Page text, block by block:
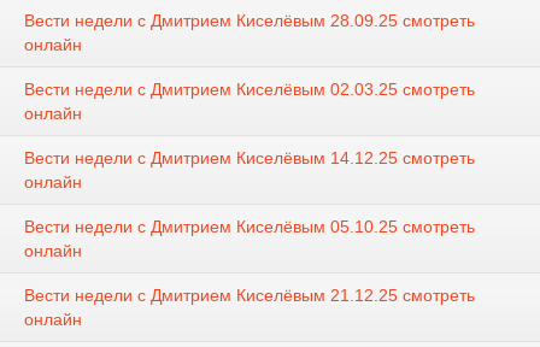
Вести недели с Дмитрием Киселёвым 28.09.25 смотреть
онлайн
Вести недели с Дмитрием Киселёвым 02.03.25 смотреть
онлайн
Вести недели с Дмитрием Киселёвым 14.12.25 смотреть
онлайн
Вести недели с Дмитрием Киселёвым 05.10.25 смотреть
онлайн
Вести недели с Дмитрием Киселёвым 21.12.25 смотреть
онлайн